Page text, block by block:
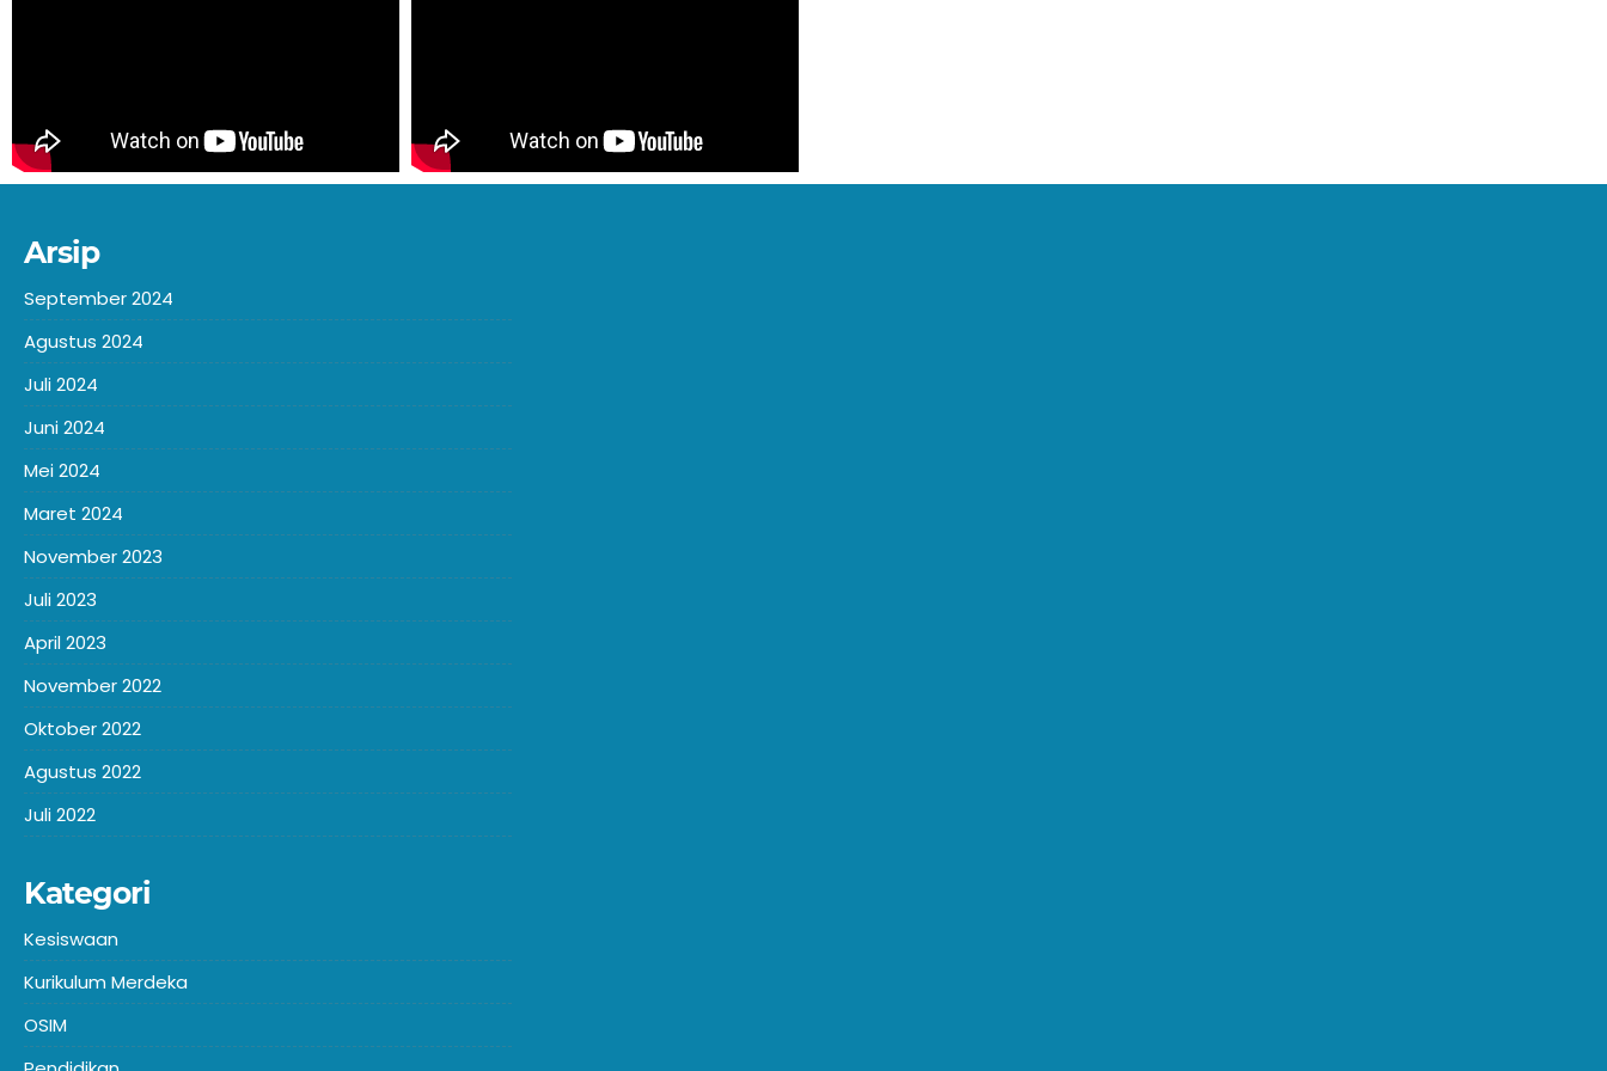
Arsip
September 2024
Agustus 2024
Juli 2024
Juni 2024
Mei 2024
Maret 2024
November 2023
Juli 2023
April 2023
November 2022
Oktober 2022
Agustus 2022
Juli 2022
Kategori
Kesiswaan
Kurikulum Merdeka
OSIM